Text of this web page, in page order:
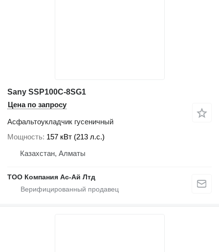
Sany SSP100C-8SG1
Цена по запросу
Асфальтоукладчик гусеничный
Мощность 157 кВт (213 л.с.)
Казахстан, Алматы
ТОО Компания Ас-Ай Лтд